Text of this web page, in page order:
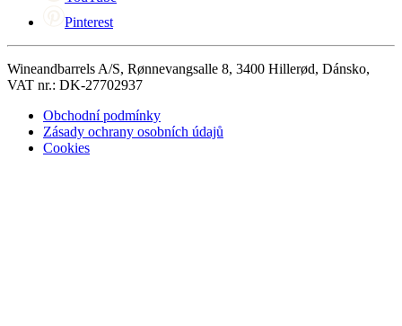
Pinterest
Wineandbarrels A/S, Rønnevangsalle 8, 3400 Hillerød, Dánsko,
VAT nr.: DK-27702937
Obchodní podmínky
Zásady ochrany osobních údajů
Cookies